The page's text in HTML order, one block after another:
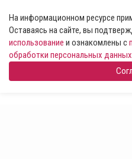
На информационном ресурсе
Оставаясь на сайте, вы
использование и ознакомлены с
обработки персональных данных